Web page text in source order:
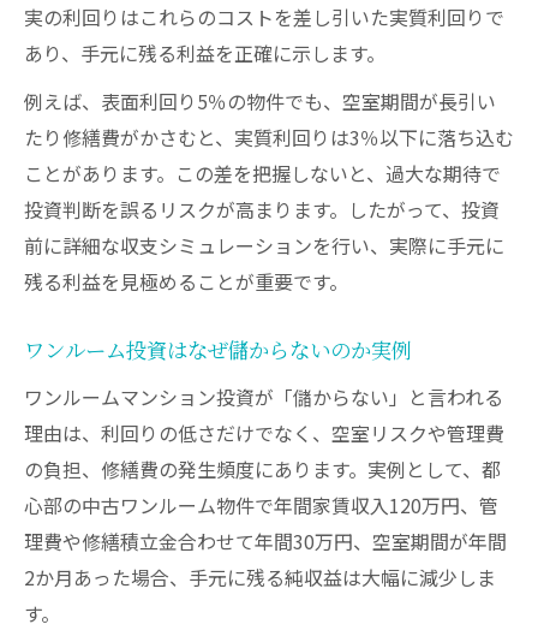
実の利回りはこれらのコストを差し引いた実質利回りで
あり、手元に残る利益を正確に示します。
例えば、表面利回り5％の物件でも、空室期間が長引い
たり修繕費がかさむと、実質利回りは3％以下に落ち込む
ことがあります。この差を把握しないと、過大な期待で
投資判断を誤るリスクが高まります。したがって、投資
前に詳細な収支シミュレーションを行い、実際に手元に
残る利益を見極めることが重要です。
ワンルーム投資はなぜ儲からないのか実例
ワンルームマンション投資が「儲からない」と言われる
理由は、利回りの低さだけでなく、空室リスクや管理費
の負担、修繕費の発生頻度にあります。実例として、都
心部の中古ワンルーム物件で年間家賃収入120万円、管
理費や修繕積立金合わせて年間30万円、空室期間が年間
2か月あった場合、手元に残る純収益は大幅に減少しま
す。